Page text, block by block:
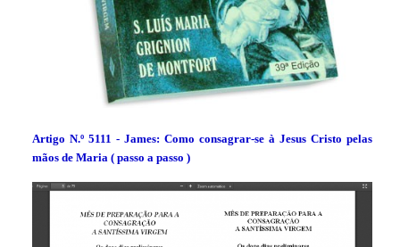
Artigo N.º 5111 - James: Como consagrar-se à Jesus Cristo pelas
mãos de Maria ( passo a passo )